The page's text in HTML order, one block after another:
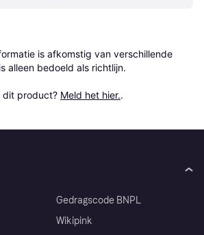
is afkomstig van verschillende
alleen bedoeld als richtlijn.
dit product? Meld het hier..
Gedragscode BNPL
Wikipink